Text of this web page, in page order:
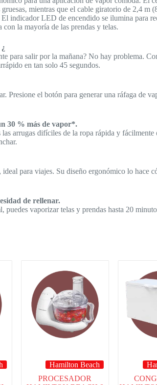
mientras que el cable giratorio de 2,4
indicador LED de encendido se ilumina para
la mayoría de las prendas y telas.
para salir por la mañana? No hay problema.
en tan solo 45 segundos.
Presione el botón para generar una ráfaga de
30 % más de vapor*.
arrugas difíciles de la ropa rápida y
para viajes. Su diseño ergonómico lo hace
de rellenar.
puedes vaporizar telas y prendas hasta 20
Hamilton Beach
PROCESADOR